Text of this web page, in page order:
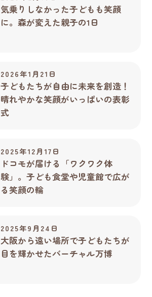
気乗りしなかった子どもも笑顔
に。森が変えた親子の1日
2026年1月21日
子どもたちが自由に未来を創造！
晴れやかな笑顔がいっぱいの表彰
式
2025年12月17日
ドコモが届ける「ワクワク体
験」。子ども食堂や児童館で広が
る笑顔の輪
2025年9月24日
大阪から遠い場所で子どもたちが
目を輝かせたバーチャル万博